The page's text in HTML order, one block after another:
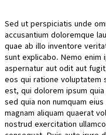
Sed ut perspiciatis unde
accusantium doloremque
quae ab illo inventore
sunt explicabo. Nemo
aspernatur aut odit aut
eos qui ratione voluptatem
est, qui dolorem ipsum
sed quia non numquam
magnam aliquam quaerat
nostrud exercitation